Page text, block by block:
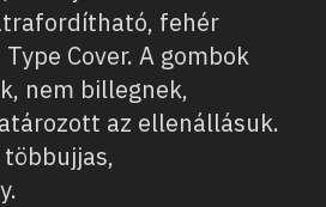
fehér
Cover. A gombok
nem billegnek,
az ellenállásuk.